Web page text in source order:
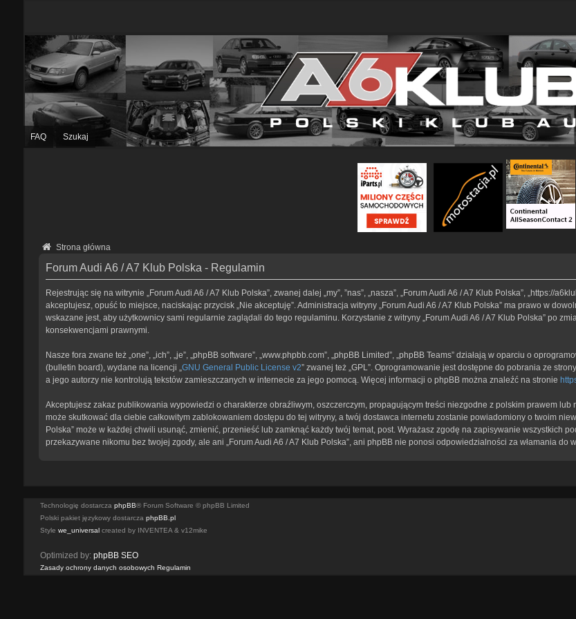
FAQ Szukaj
Strona główna
Forum Audi A6 / A7 Klub Polska - Regulamin
Rejestrując się na witrynie „Forum Audi A6 / A7 Klub Polska”, zwanej dalej „my”, ”nas”, „nasza”, „Forum Audi A6 / A7 Klub Polska”, „https://
akceptujesz, opuść to miejsce, naciskając przycisk „Nie akceptuję”. Administracja witryny „Forum Audi A6 / A7 Klub Polska” ma prawo w
wskazane jest, aby użytkownicy sami regularnie zaglądali do tego regulaminu. Korzystanie z witryny „Forum Audi A6 / A7 Klub Polska” po
konsekwencjami prawnymi.
Nasze fora zwane też „one”, „ich”, „je”, „phpBB software”, „www.phpbb.com”, „phpBB Limited”, „phpBB Teams” działają w oparciu o
(bulletin board), wydane na licencji „GNU General Public License v2” zwanej też „GPL”. Oprogramowanie jest dostępne do pobrania ze strony
a jego autorzy nie kontrolują tekstów zamieszczanych w internecie za jego pomocą. Więcej informacji o phpBB można znaleźć na stronie
Akceptujesz zakaz publikowania wypowiedzi o charakterze obraźliwym, oszczerczym, propagującym treści niezgodne z polskim prawem
może skutkować dla ciebie całkowitym zablokowaniem dostępu do tej witryny, a twój dostawca internetu zostanie powiadomiony o twoim
Polska” może w każdej chwili usunąć, zmienić, przenieść lub zamknąć każdy twój temat, post. Wyrażasz zgodę na zapisywanie wszystkich
przekazywane nikomu bez twojej zgody, ale ani „Forum Audi A6 / A7 Klub Polska”, ani phpBB nie ponosi odpowiedzialności za włamania do
Technologię dostarcza phpBB® Forum Software © phpBB Limited
Polski pakiet językowy dostarcza phpBB.pl
Style we_universalcreated by INVENTEA & v12mike
Optimized by: phpBB SEO
Zasady ochrony danych osobowych Regulamin